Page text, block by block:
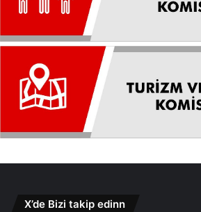
X’de Bizi takip edinn